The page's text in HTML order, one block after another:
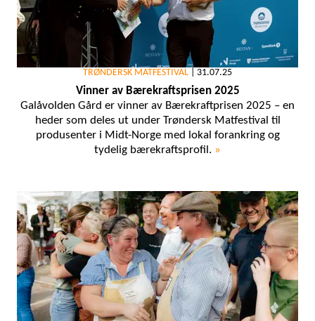
TRØNDERSK MATFESTIVAL 31.07.25
Vinner av Bærekraftsprisen 2025
Galåvolden Gård er vinner av Bærekraftprisen 2025 – en
heder som deles ut under Trøndersk Matfestival til
produsenter i Midt-Norge med lokal forankring og
tydelig bærekraftsprofil. »